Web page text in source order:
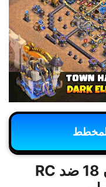
المخطط 6 : مخطط تاون 18 ضد RC